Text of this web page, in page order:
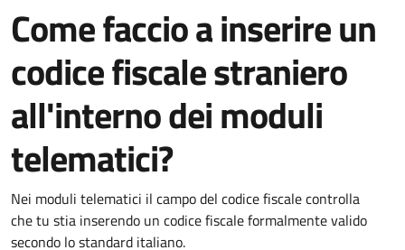
Come faccio a inserire un
codice fiscale straniero
all'interno dei moduli
telematici?
Nei moduli telematici il campo del codice fiscale controlla
che tu stia inserendo un codice fiscale formalmente valido
secondo lo standard italiano.